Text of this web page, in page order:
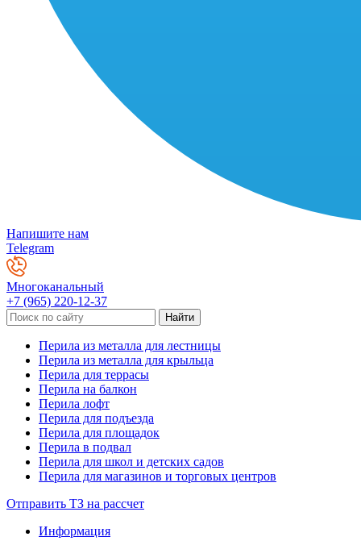
Напишите нам
Telegram
Многоканальный
+7 (965) 220-12-37
Перила из металла для лестницы
Перила из металла для крыльца
Перила для террасы
Перила на балкон
Перила лофт
Перила для подъезда
Перила для площадок
Перила в подвал
Перила для школ и детских садов
Перила для магазинов и торговых центров
Отправить ТЗ на рассчет
Информация